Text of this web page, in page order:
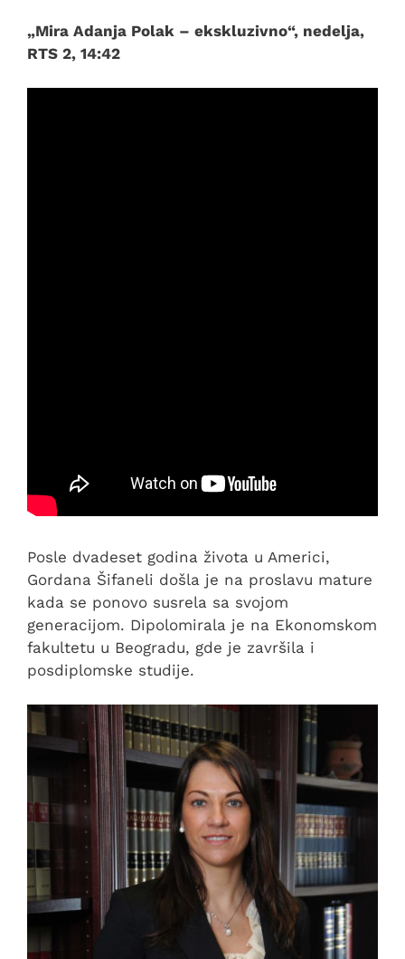
„Mira Adanja Polak – ekskluzivno“, nedelja,
RTS 2, 14:42
Posle dvadeset godina života u Americi,
Gordana Šifaneli došla je na proslavu mature
kada se ponovo susrela sa svojom
generacijom. Dipolomirala je na Ekonomskom
fakultetu u Beogradu, gde je završila i
posdiplomske studije.